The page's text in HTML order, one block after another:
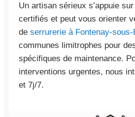
Un artisan sérieux s’appuie
certifiés et peut vous orienter
de serrurerie à Fontenay-sous-
communes limitrophes pour
spécifiques de maintenance.
interventions urgentes, nous
et 7j/7.